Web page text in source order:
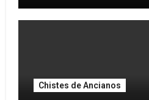
Chistes de Ancianos